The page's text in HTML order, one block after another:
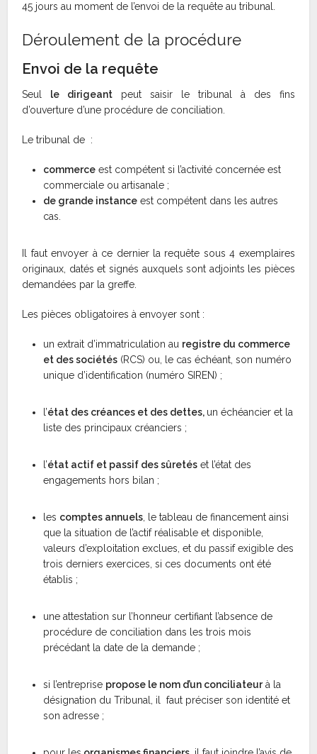
45 jours au moment de l’envoi de la requête au tribunal.
Déroulement de la procédure
Envoi de la requête
Seul le dirigeant peut saisir le tribunal à des fins
d’ouverture d’une procédure de conciliation.
Le tribunal de :
commerce est compétent si l’activité concernée est
commerciale ou artisanale ;
de grande instance est compétent dans les autres
cas.
Il faut envoyer à ce dernier la requête sous 4 exemplaires
originaux, datés et signés auxquels sont adjoints les pièces
demandées par la greffe.
Les pièces obligatoires à envoyer sont :
un extrait d’immatriculation au registre du commerce
et des sociétés (RCS) ou, le cas échéant, son numéro
unique d’identification (numéro SIREN) ;
l’état des créances et des dettes, un échéancier et la
liste des principaux créanciers ;
l’état actif et passif des sûretés et l’état des
engagements hors bilan ;
les comptes annuels, le tableau de financement ainsi
que la situation de l’actif réalisable et disponible,
valeurs d’exploitation exclues, et du passif exigible des
trois derniers exercices, si ces documents ont été
établis ;
une attestation sur l’honneur certifiant l’absence de
procédure de conciliation dans les trois mois
précédant la date de la demande ;
si l’entreprise propose le nom d’un conciliateurà la
désignation du Tribunal, il faut préciser son identité et
son adresse ;